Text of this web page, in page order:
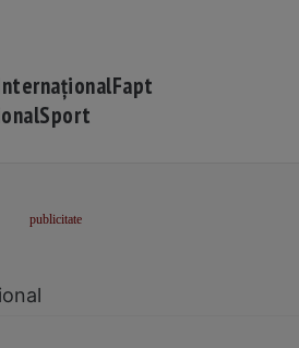
Fapt
Sport